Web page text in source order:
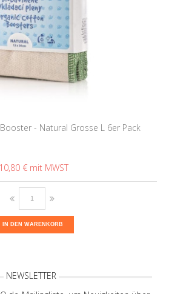
- Natural Grosse L 6er Pack
10,80 €
IN DEN WARENKORB
NEWSLETTER